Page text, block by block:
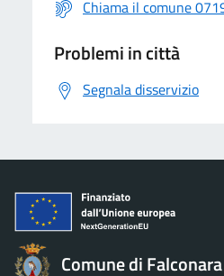
Chiama il comune
Problemi in città
Segnala disservizio
Comune di